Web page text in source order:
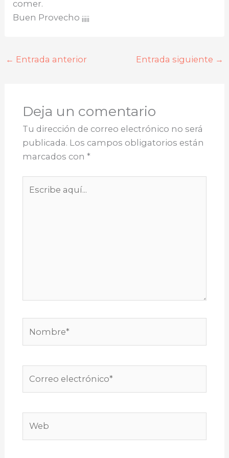
comer.
Buen Provecho ¡¡¡¡¡
← Entrada anterior Entrada siguiente →
Deja un comentario
Tu dirección de correo electrónico no será
publicada. Los campos obligatorios están
marcados con *
electrónico*